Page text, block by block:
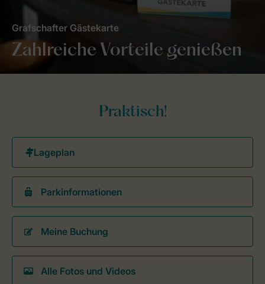
Zahlreiche Vorteile genießen
Grafschafter Gästekarte
Praktisch!
Parkinformationen
Meine Buchung
Alle Fotos und Videos